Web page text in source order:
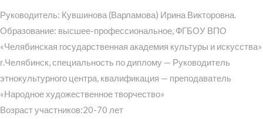
Руководитель: Кувшинова (Варламова) Ирина Викторовна.
Образование: высшее-профессиональное, ФГБОУ ВПО
«Челябинская государственная академия культуры и искусства»
г.Челябинск, специальность по диплому — Руководитель
этнокультурного центра, квалификация — преподаватель
«Народное художественное творчество»
Возраст участников:20-70 лет